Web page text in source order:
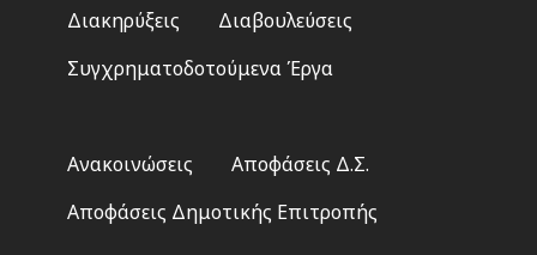
Διακηρύξεις
Διαβουλεύσεις
Συγχρηματοδοτούμενα Έργα
2
Ανακοινώσεις
Αποφάσεις Δ.Σ.
Αποφάσεις Δημοτικής Επιτροπής